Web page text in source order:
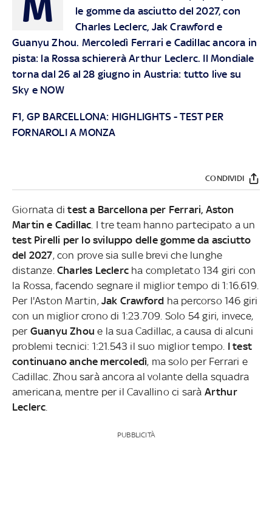
le gomme da asciutto del 2027, con
Charles Leclerc, Jak Crawford e
Guanyu Zhou. Mercoledì Ferrari e Cadillac ancora in
pista: la Rossa schiererà Arthur Leclerc. Il Mondiale
torna dal 26 al 28 giugno in Austria: tutto live su
Sky e NOW
F1, GP BARCELLONA: HIGHLIGHTS-TEST PER
FORNAROLI A MONZA
CONDIVIDI
Giornata ditest a Barcellona per Ferrari, Aston
Martin e Cadillac . I tre team hanno partecipato a un
test Pirelli per lo sviluppo delle gomme da asciutto
del 2027, con prove sia sulle brevi che lunghe
distanze. Charles Leclerc ha completato 134 giri con
la Rossa, facendo segnare il miglior tempo di 1:16.619.
Per l'Aston Martin, Jak Crawford ha percorso 146 giri
con un miglior crono di 1:23.709. Solo 54 giri, invece,
per Guanyu Zhou e la sua Cadillac, a causa di alcuni
problemi tecnici: 1:21.543 il suo miglior tempo. I test
continuano anche mercoledì, ma solo per Ferrari e
Cadillac. Zhou sarà ancora al volante della squadra
americana, mentre per il Cavallino ci sarà Arthur
Leclerc
PUBBLICITÀ